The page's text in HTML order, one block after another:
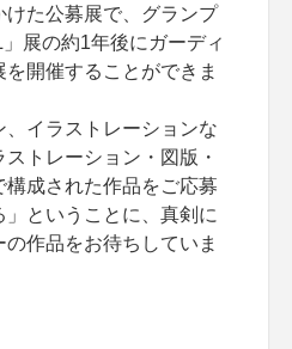
けた公募展で、グランプ
展の約1年後にガーディ
開催することができま
イラストレーションな
トレーション・図版・
成された作品をご応募
」ということに、真剣に
作品をお待ちしていま